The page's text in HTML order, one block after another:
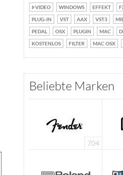
VIDEO WINDOWS EFFEKT
PLUG-IN
VST AAX VST3
PEDAL
OSX PLUGIN MAC
KOSTENLOS
FILTER MAC OSX
Beliebte Marken
704